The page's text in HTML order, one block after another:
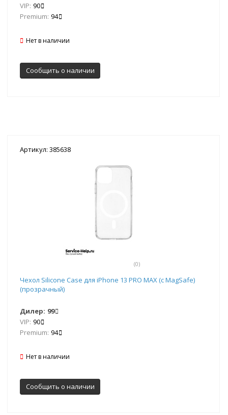
VIP: 90
Premium: 94
Нет в наличии
Сообщить о наличии
Артикул: 385638
(0)
Чехол Silicone Case для iPhone 13 PRO MAX (с MagSafe)
(прозрачный)
Дилер: 99
VIP: 90
Premium: 94
Нет в наличии
Сообщить о наличии